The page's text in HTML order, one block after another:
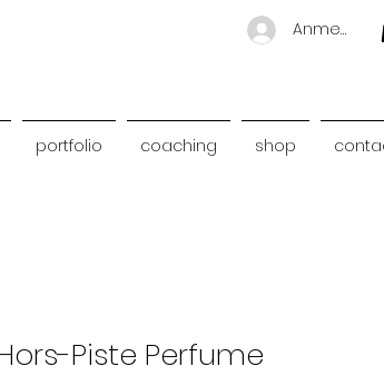
Anmelden
portfolio coaching shop
Piste Perfume